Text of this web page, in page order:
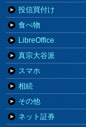
投信買付け
食べ物
LibreOffice
真宗大谷派
スマホ
相続
その他
ネット証券